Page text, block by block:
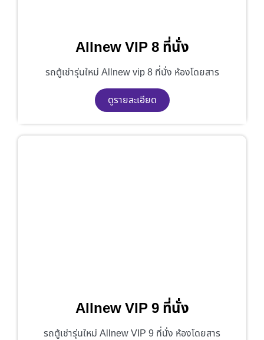
Allnew VIP 8 ที่นั่ง
รถตู้เช่ารุ่นใหม่ Allnew vip 8 ที่นั่ง ห้องโดยสาร
ดูรายละเอียด
Allnew VIP 9 ที่นั่ง
รถตู้เช่ารุ่นใหม่ Allnew VIP 9 ที่นั่ง ห้องโดยสาร